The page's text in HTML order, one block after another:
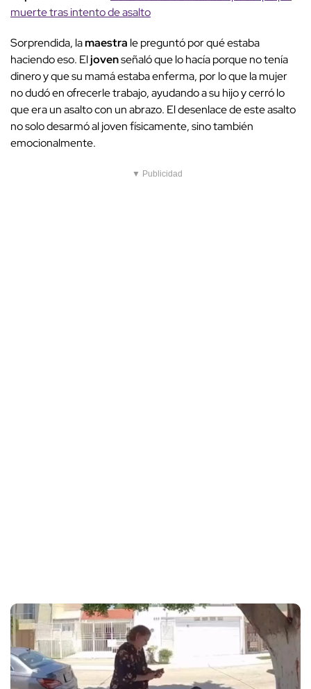
muerte tras intento de asalto
Sorprendida, lamaestra le preguntó por qué estaba
haciendo eso. Eljovenseñaló que lo hacía porque no tenía
dinero y que su mamá estaba enferma, por lo que la mujer
no dudó en ofrecerle trabajo, ayudando a su hijo y cerró lo
que era un asalto con un abrazo. El desenlace de este asalto
no solo desarmó al joven físicamente, sino también
emocionalmente.
▼ Publicidad